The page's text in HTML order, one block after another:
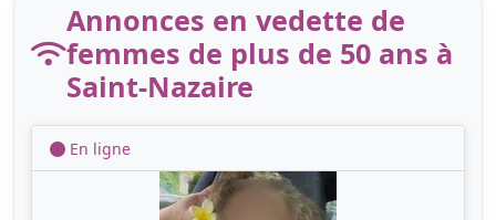
Annonces en vedette de
femmes de plus de 50 ans à
Saint-Nazaire
En ligne